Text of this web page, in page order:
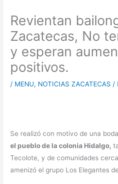
Revientan
Zacatecas, No
y esperan
positivos.
/ MENU, NOTICIAS ZACATECAS /
Se realizó con motivo de una
el pueblo de la colonia Hidalgo,
Tecolote, y de comunidades
amenizó el grupo Los Elegantes